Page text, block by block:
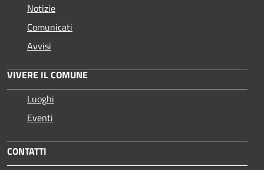
Notizie
Comunicati
Avvisi
VIVERE IL COMUNE
Luoghi
Eventi
CONTATTI